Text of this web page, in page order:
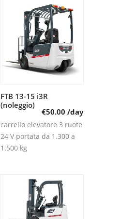
Leggi tutto
FTB 13-15 i3R
(noleggio)
€50.00 /day
carrello elevatore 3 ruote
24 V portata da 1.300 a
1.500 kg